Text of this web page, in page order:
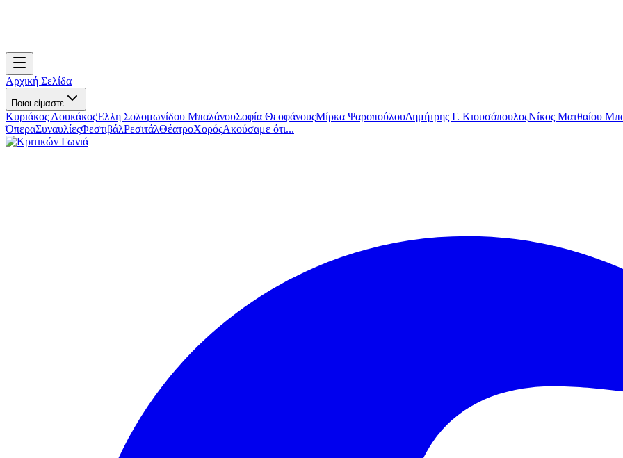
Αρχική Σελίδα
Ποιοι είμαστε
Κυριάκος ΛουκάκοςΈλλη Σολομωνίδου ΜπαλάνουΣοφία ΘεοφάνουςΜίρκα ΨαροπούλουΔημήτρης Γ. ΚιουσόπουλοςΝίκος Ματθαίου
ΌπεραΣυναυλίεςΦεστιβάλΡεσιτάλΘέατροΧορόςΑκούσαμε ότι...